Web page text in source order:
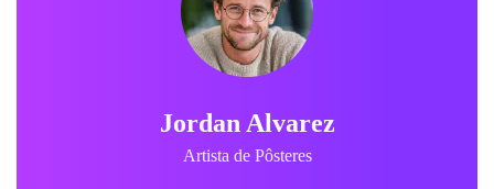
Jordan Alvarez
Artista de Pôsteres